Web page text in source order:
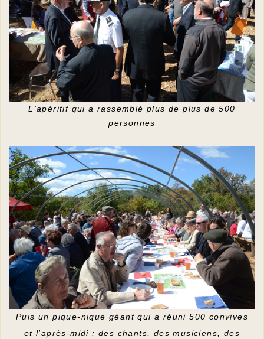
L'apéritif qui a rassemblé plus de plus de 500
personnes
Puis un pique-nique géant qui a réuni 500 convives
et l'après-midi : des chants, des musiciens, des